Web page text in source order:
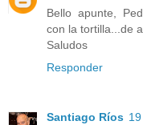
Bello apunte,
con la tortilla...de
Saludos
Responder
Santiago Ríos